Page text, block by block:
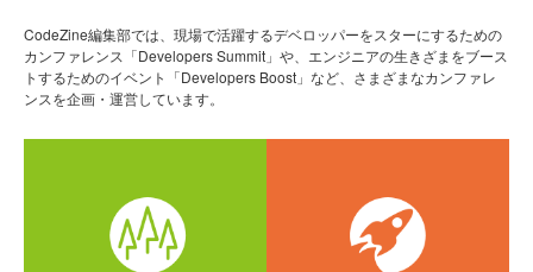
CodeZine編集部では、現場で活躍するデベロッパーをスターにするための
カンファレンス「Developers Summit」や、エンジニアの生きざまをブース
トするためのイベント「Developers Boost」など、さまざまなカンファレ
ンスを企画・運営しています。